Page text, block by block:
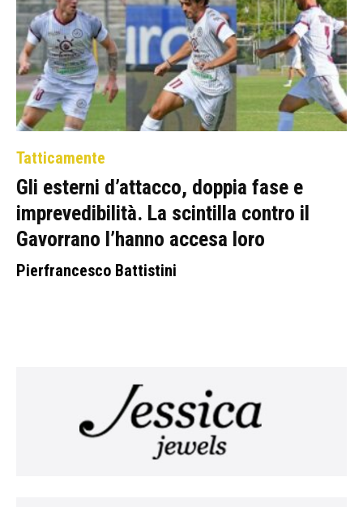
Tatticamente
Gli esterni d’attacco, doppia fase e
imprevedibilità. La scintilla contro il
Gavorrano l’hanno accesa loro
Pierfrancesco Battistini